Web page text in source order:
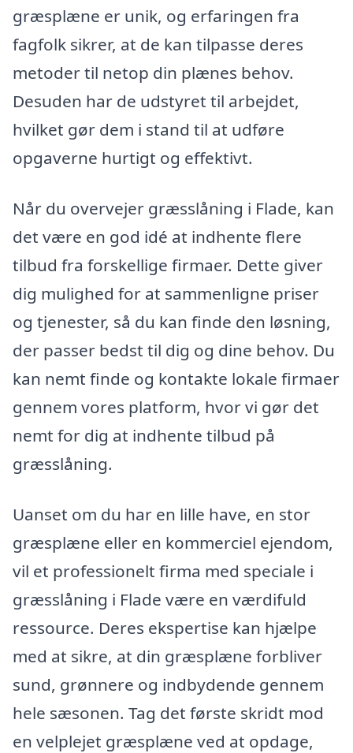
græsplæne er unik, og erfaringen fra
fagfolk sikrer, at de kan tilpasse deres
metoder til netop din plænes behov.
Desuden har de udstyret til arbejdet,
hvilket gør dem i stand til at udføre
opgaverne hurtigt og effektivt.
Når du overvejer græsslåning i Flade, kan
det være en god idé at indhente flere
tilbud fra forskellige firmaer. Dette giver
dig mulighed for at sammenligne priser
og tjenester, så du kan finde den løsning,
der passer bedst til dig og dine behov. Du
kan nemt finde og kontakte lokale firmaer
gennem vores platform, hvor vi gør det
nemt for dig at indhente tilbud på
græsslåning.
Uanset om du har en lille have, en stor
græsplæne eller en kommerciel ejendom,
vil et professionelt firma med speciale i
græsslåning i Flade være en værdifuld
ressource. Deres ekspertise kan hjælpe
med at sikre, at din græsplæne forbliver
sund, grønnere og indbydende gennem
hele sæsonen. Tag det første skridt mod
en velplejet græsplæne ved at opdage,